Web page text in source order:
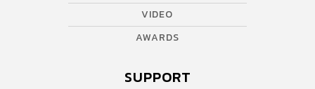
VIDEO
AWARDS
SUPPORT